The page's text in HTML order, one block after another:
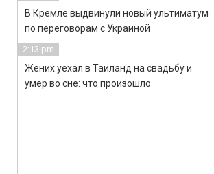
В Кремле выдвинули новый ультиматум
по переговорам с Украиной
2:13 pm
Жених уехал в Таиланд на свадьбу и
умер во сне: что произошло